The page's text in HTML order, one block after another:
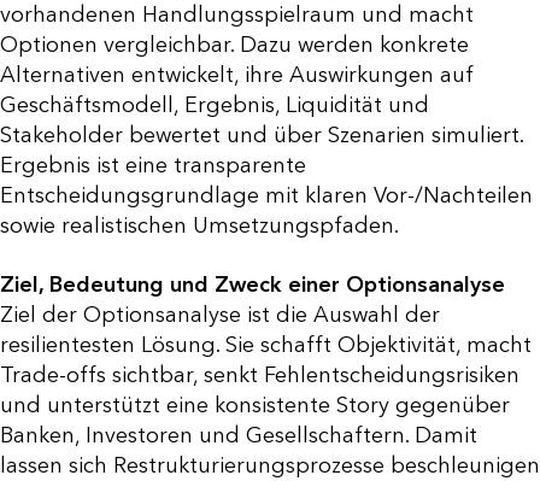
vorhandenen Handlungsspielraum und macht
Optionen vergleichbar. Dazu werden konkrete
Alternativen entwickelt, ihre Auswirkungen auf
Geschäftsmodell, Ergebnis, Liquidität und
Stakeholder bewertet und über Szenarien simuliert.
Ergebnis ist eine transparente
Entscheidungsgrundlage mit klaren Vor-/Nachteilen
sowie realistischen Umsetzungspfaden.
Ziel, Bedeutung und Zweck einer Optionsanalyse
Ziel der Optionsanalyse ist die Auswahl der
resilientesten Lösung. Sie schafft Objektivität, macht
Trade-offs sichtbar, senkt Fehlentscheidungsrisiken
und unterstützt eine konsistente Story gegenüber
Banken, Investoren und Gesellschaftern. Damit
lassen sich Restrukturierungsprozesse beschleunigen